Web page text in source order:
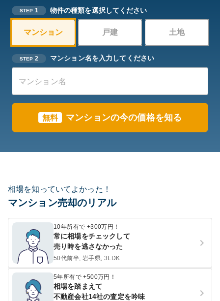
STEP 1 物件の種類を選択してください
マンション 戸建 土地
STEP 2 マンション名を入力してください
無料 マンションの今の価格を知る
相場を知っていてよかった！
マンション売却のリアル
10年所有で +300万円！
常に相場をチェックして
売り時を逃さなかった
50代前半, 岩手県, 3LDK
5年所有で +500万円！
相場を踏まえて
不動産会社14社の査定を吟味